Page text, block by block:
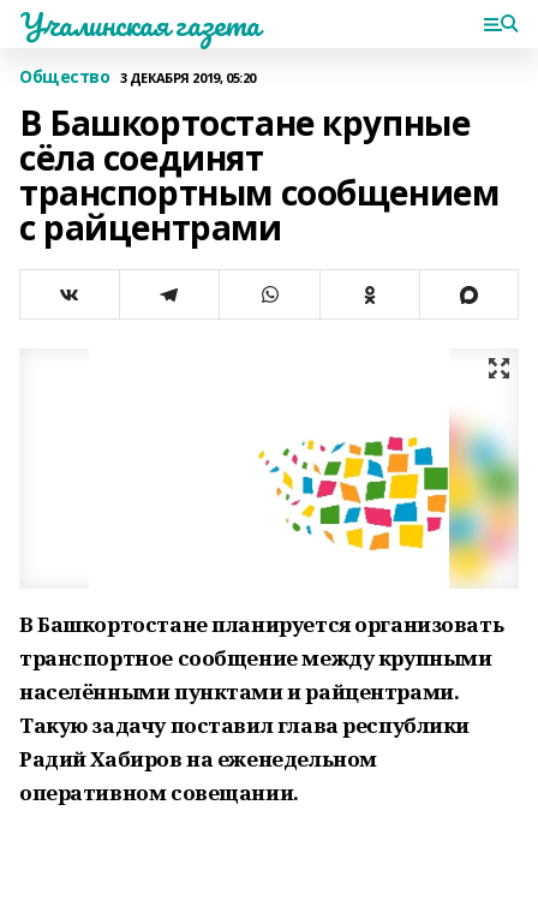
Учалинская газета
Общество 3 ДЕКАБРЯ 2019, 05:20
В Башкортостане крупные
сёла соединят
транспортным сообщением
с райцентрами
В Башкортостане планируется организовать
транспортное сообщение между крупными
населёнными пунктами и райцентрами.
Такую задачу поставил глава республики
Радий Хабиров на еженедельном
оперативном совещании.